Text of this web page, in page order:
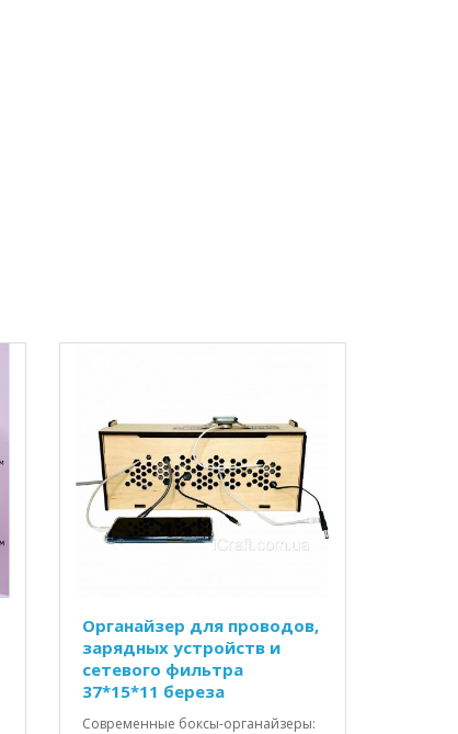
Органайзер для проводов,
зарядных устройств и
сетевого фильтра
37*15*11 береза
Современные боксы-органайзеры: